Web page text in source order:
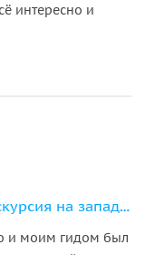
интересно и
Дыхание Арктики: нетипичная экскурсия на западной стороне Кольского залива
и моим гидом был